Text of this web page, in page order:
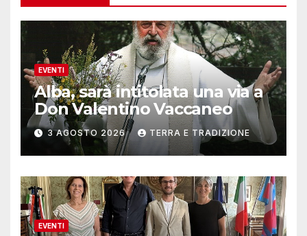
EVENTI
Alba, sarà intitolata una via a
Don Valentino Vaccaneo
3 AGOSTO 2026 TERRA E TRADIZIONE
EVENTI